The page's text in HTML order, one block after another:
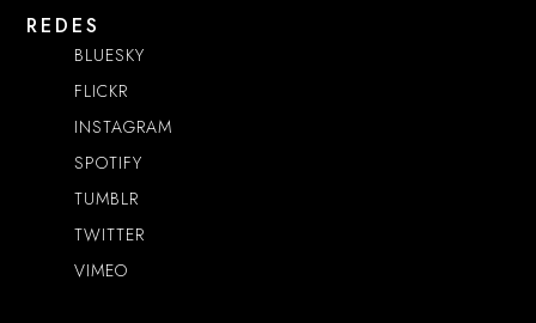
REDES
BLUESKY
FLICKR
INSTAGRAM
SPOTIFY
TUMBLR
TWITTER
VIMEO